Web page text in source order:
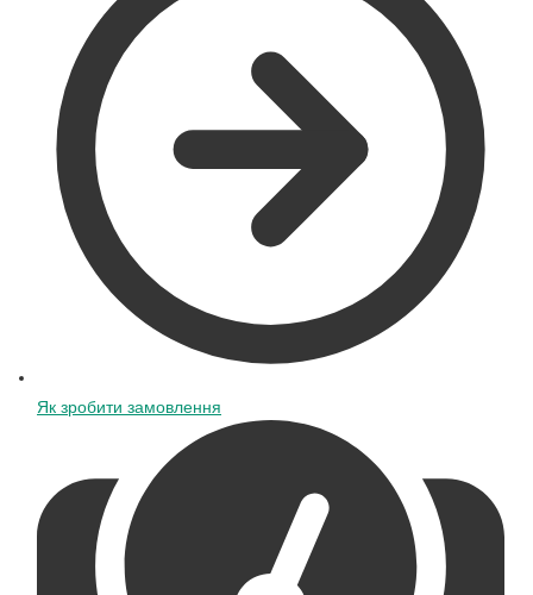
Як зробити замовлення